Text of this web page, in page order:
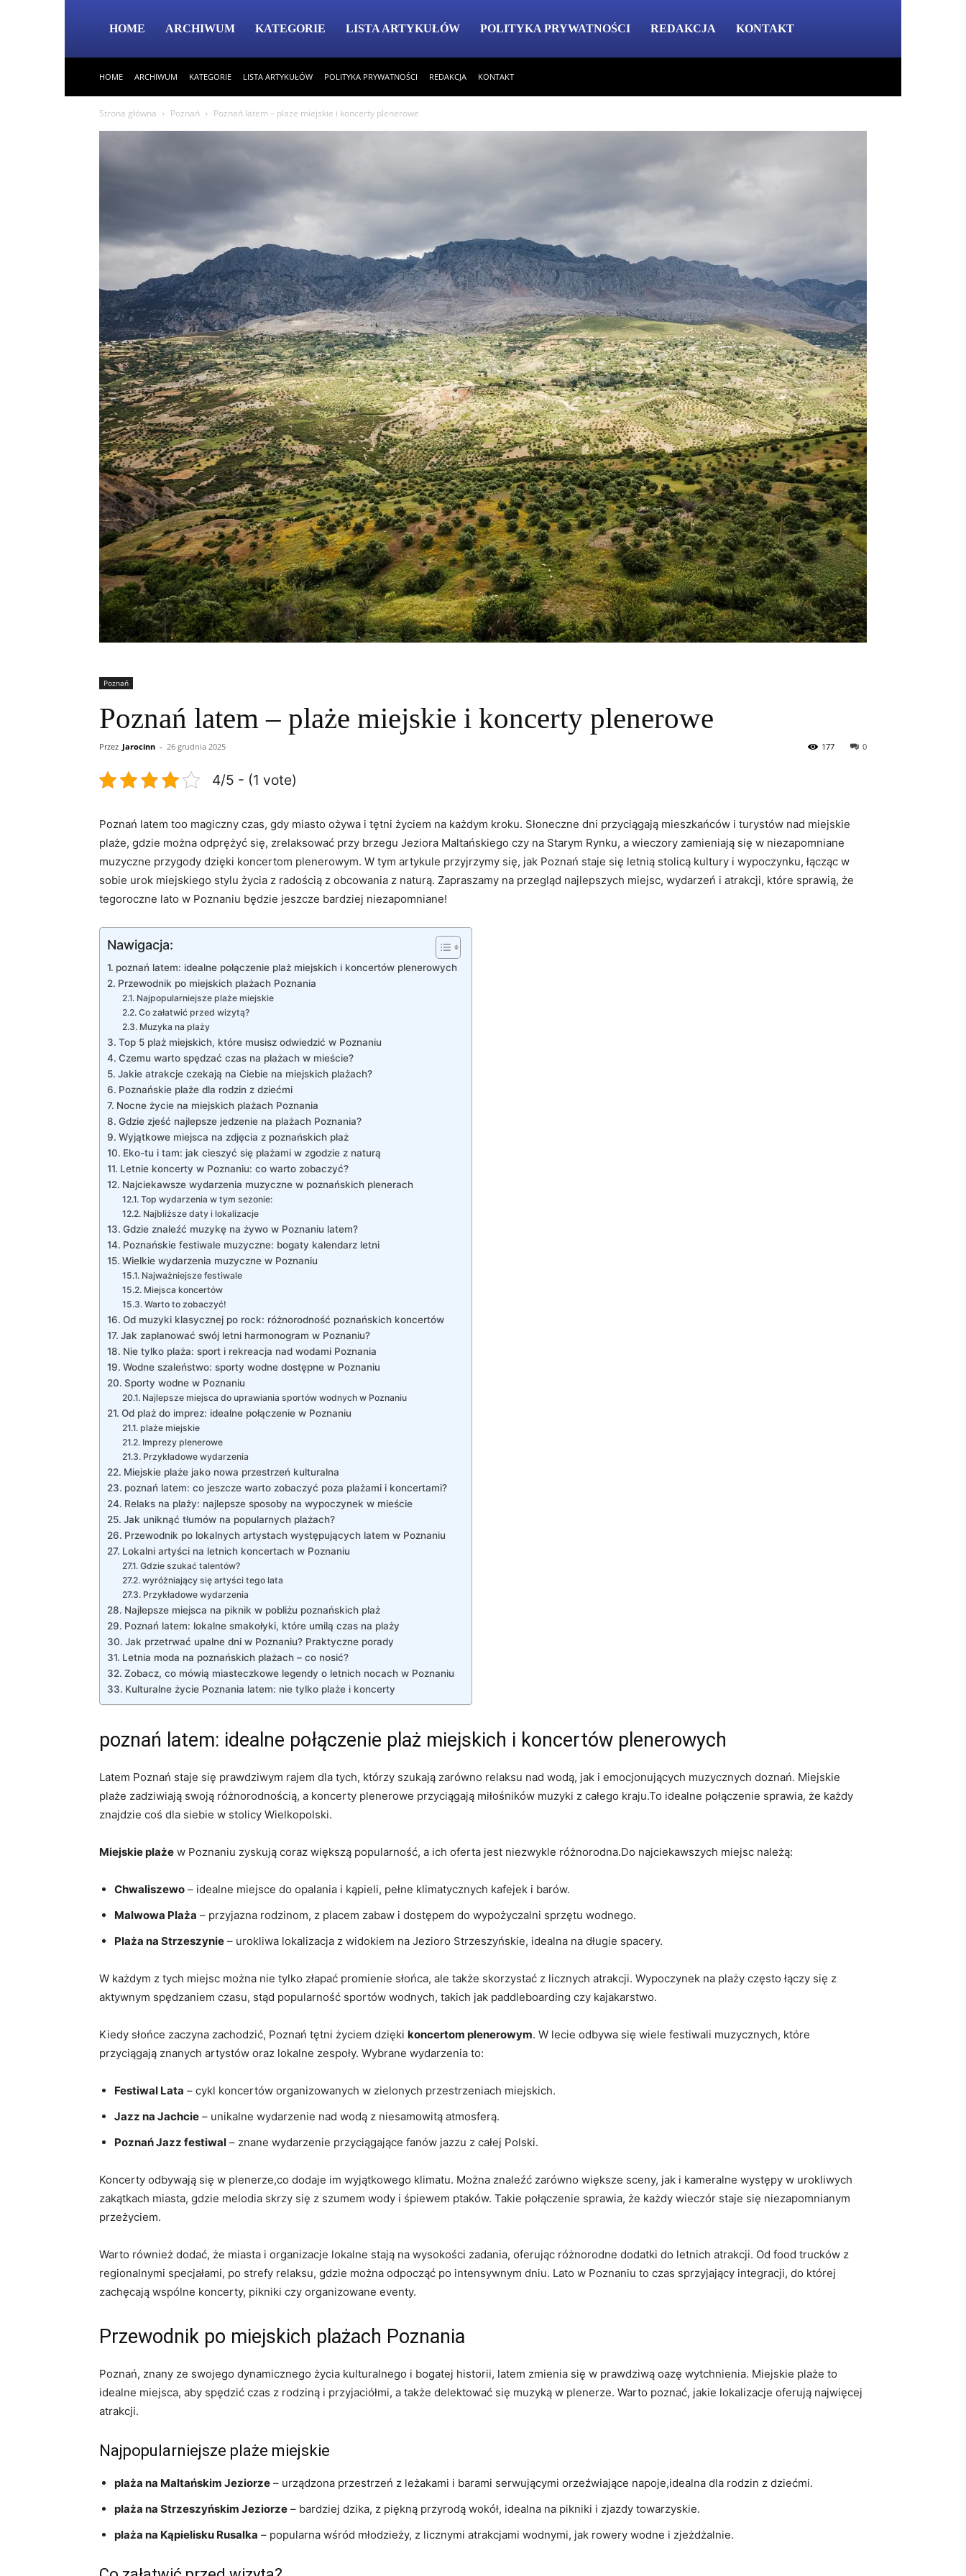
HOME ARCHIWUM KATEGORIE LISTA ARTYKUŁÓW POLITYKA PRYWATNOŚCI REDAKCJA KONTAKT
HOME ARCHIWUM KATEGORIE LISTA ARTYKUŁÓW POLITYKA PRYWATNOŚCI REDAKCJA KONTAKT
Strona główna Poznań Poznań latem – plaże miejskie i koncerty plenerowe
Poznań
Poznań latem – plaże miejskie i koncerty plenerowe
Przez Jarocinn - 26 grudnia 2025 0
177
4/5 - (1 vote)
Poznań latem too magiczny czas, gdy miasto ożywa i tętni życiem na każdym kroku. Słoneczne dni przyciągają mieszkańców i turystów nad miejskie
plaże, gdzie można odprężyć się, zrelaksować przy brzegu Jeziora Maltańskiego czy na Starym Rynku, a wieczory zamieniają się w niezapomniane
muzyczne przygody dzięki koncertom plenerowym. W tym artykule przyjrzymy się, jak Poznań staje się letnią stolicą kultury i wypoczynku, łącząc w
sobie urok miejskiego stylu życia z radością z obcowania z naturą. Zapraszamy na przegląd najlepszych miejsc, wydarzeń i atrakcji, które sprawią, że
tegoroczne lato w Poznaniu będzie jeszcze bardziej niezapomniane!
Nawigacja:
poznań latem: idealne połączenie plaż miejskich i koncertów plenerowych
Przewodnik po miejskich plażach Poznania
Najpopularniejsze plaże miejskie
Co załatwić przed wizytą?
Muzyka na plaży
Top 5 plaż miejskich, które musisz odwiedzić w Poznaniu
Czemu warto spędzać czas na plażach w mieście?
Jakie atrakcje czekają na Ciebie na miejskich plażach?
Poznańskie plaże dla rodzin z dziećmi
Nocne życie na miejskich plażach Poznania
Gdzie zjeść najlepsze jedzenie na plażach Poznania?
Wyjątkowe miejsca na zdjęcia z poznańskich plaż
Eko-tu i tam: jak cieszyć się plażami w zgodzie z naturą
Letnie koncerty w Poznaniu: co warto zobaczyć?
Najciekawsze wydarzenia muzyczne w poznańskich plenerach
Top wydarzenia w tym sezonie:
Najbliższe daty i lokalizacje
Gdzie znaleźć muzykę na żywo w Poznaniu latem?
Poznańskie festiwale muzyczne: bogaty kalendarz letni
Wielkie wydarzenia muzyczne w Poznaniu
Najważniejsze festiwale
Miejsca koncertów
Warto to zobaczyć!
Od muzyki klasycznej po rock: różnorodność poznańskich koncertów
Jak zaplanować swój letni harmonogram w Poznaniu?
Nie tylko plaża: sport i rekreacja nad wodami Poznania
Wodne szaleństwo: sporty wodne dostępne w Poznaniu
Sporty wodne w Poznaniu
Najlepsze miejsca do uprawiania sportów wodnych w Poznaniu
Od plaż do imprez: idealne połączenie w Poznaniu
plaże miejskie
Imprezy plenerowe
Przykładowe wydarzenia
Miejskie plaże jako nowa przestrzeń kulturalna
poznań latem: co jeszcze warto zobaczyć poza plażami i koncertami?
Relaks na plaży: najlepsze sposoby na wypoczynek w mieście
Jak uniknąć tłumów na popularnych plażach?
Przewodnik po lokalnych artystach występujących latem w Poznaniu
Lokalni artyści na letnich koncertach w Poznaniu
Gdzie szukać talentów?
wyróżniający się artyści tego lata
Przykładowe wydarzenia
Najlepsze miejsca na piknik w pobliżu poznańskich plaż
Poznań latem: lokalne smakołyki, które umilą czas na plaży
Jak przetrwać upalne dni w Poznaniu? Praktyczne porady
Letnia moda na poznańskich plażach – co nosić?
Zobacz, co mówią miasteczkowe legendy o letnich nocach w Poznaniu
Kulturalne życie Poznania latem: nie tylko plaże i koncerty
poznań latem: idealne połączenie plaż miejskich i koncertów plenerowych
Latem Poznań staje się prawdziwym rajem dla tych, którzy szukają zarówno relaksu nad wodą, jak i emocjonujących muzycznych doznań. Miejskie
plaże zadziwiają swoją różnorodnością, a koncerty plenerowe przyciągają miłośników muzyki z całego kraju.To idealne połączenie sprawia, że każdy
znajdzie coś dla siebie w stolicy Wielkopolski.
Miejskie plaże w Poznaniu zyskują coraz większą popularność, a ich oferta jest niezwykle różnorodna.Do najciekawszych miejsc należą:
Chwaliszewo – idealne miejsce do opalania i kąpieli, pełne klimatycznych kafejek i barów.
Malwowa Plaża – przyjazna rodzinom, z placem zabaw i dostępem do wypożyczalni sprzętu wodnego.
Plaża na Strzeszynie – urokliwa lokalizacja z widokiem na Jezioro Strzeszyńskie, idealna na długie spacery.
W każdym z tych miejsc można nie tylko złapać promienie słońca, ale także skorzystać z licznych atrakcji. Wypoczynek na plaży często łączy się z
aktywnym spędzaniem czasu, stąd popularność sportów wodnych, takich jak paddleboarding czy kajakarstwo.
Kiedy słońce zaczyna zachodzić, Poznań tętni życiem dzięki koncertom plenerowym. W lecie odbywa się wiele festiwali muzycznych, które
przyciągają znanych artystów oraz lokalne zespoły. Wybrane wydarzenia to:
Festiwal Lata – cykl koncertów organizowanych w zielonych przestrzeniach miejskich.
Jazz na Jachcie – unikalne wydarzenie nad wodą z niesamowitą atmosferą.
Poznań Jazz festiwal – znane wydarzenie przyciągające fanów jazzu z całej Polski.
Koncerty odbywają się w plenerze,co dodaje im wyjątkowego klimatu. Można znaleźć zarówno większe sceny, jak i kameralne występy w urokliwych
zakątkach miasta, gdzie melodia skrzy się z szumem wody i śpiewem ptaków. Takie połączenie sprawia, że każdy wieczór staje się niezapomnianym
przeżyciem.
Warto również dodać, że miasta i organizacje lokalne stają na wysokości zadania, oferując różnorodne dodatki do letnich atrakcji. Od food trucków z
regionalnymi specjałami, po strefy relaksu, gdzie można odpocząć po intensywnym dniu. Lato w Poznaniu to czas sprzyjający integracji, do której
zachęcają wspólne koncerty, pikniki czy organizowane eventy.
Przewodnik po miejskich plażach Poznania
Poznań, znany ze swojego dynamicznego życia kulturalnego i bogatej historii, latem zmienia się w prawdziwą oazę wytchnienia. Miejskie plaże to
idealne miejsca, aby spędzić czas z rodziną i przyjaciółmi, a także delektować się muzyką w plenerze. Warto poznać, jakie lokalizacje oferują najwięcej
atrakcji.
Najpopularniejsze plaże miejskie
plaża na Maltańskim Jeziorze – urządzona przestrzeń z leżakami i barami serwującymi orzeźwiające napoje,idealna dla rodzin z dziećmi.
plaża na Strzeszyńskim Jeziorze – bardziej dzika, z piękną przyrodą wokół, idealna na pikniki i zjazdy towarzyskie.
plaża na Kąpielisku Rusalka – popularna wśród młodzieży, z licznymi atrakcjami wodnymi, jak rowery wodne i zjeżdżalnie.